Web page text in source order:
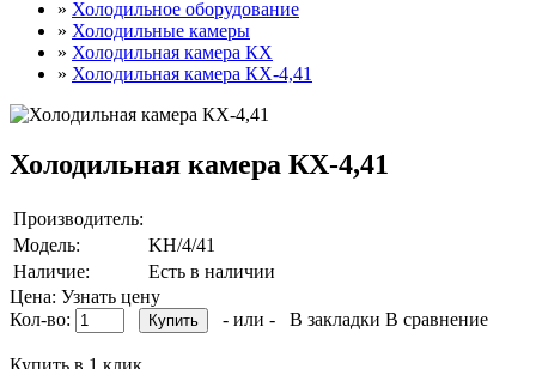
» Холодильное оборудование
» Холодильные камеры
» Холодильная камера КХ
» Холодильная камера КХ-4,41
Холодильная камера КХ-4,41
Производитель:
Модель:
KH/4/41
Наличие:
Есть в наличии
Цена: Узнать цену
Кол-во:
- или - В закладки В сравнение